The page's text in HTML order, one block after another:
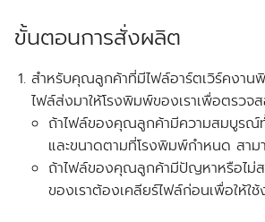
ขั้นตอนการสั่งผลิต
สำหรับคุณลูกค้าที่มีไฟล์อาร์ตเวิร์คงา
ไฟล์ส่งมาให้โรงพิมพ์ของเราเพื่อตรวจ
ถ้าไฟล์ของคุณลูกค้ามีความสมบูรณ์
และขนาดตามที่โรงพิมพ์กำหนด สาม
ถ้าไฟล์ของคุณลูกค้ามีปัญหาหรือไ
ของเราต้องเคลียร์ไฟล์ก่อนเพื่อให้ใช้